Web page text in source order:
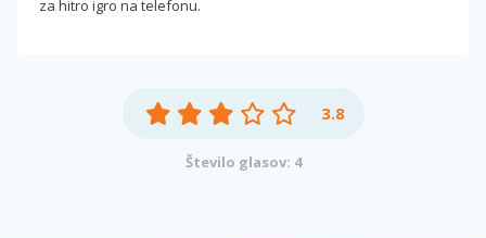
za hitro igro na telefonu.
3.8
Število glasov: 4